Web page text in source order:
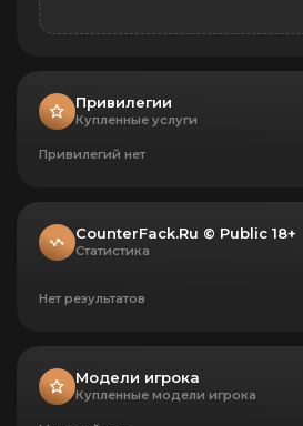
Привилегии
Купленные услуги
Привилегий нет
CounterFack.Ru © Public 18+
Статистика
Нет результатов
Модели игрока
Купленные модели игрока